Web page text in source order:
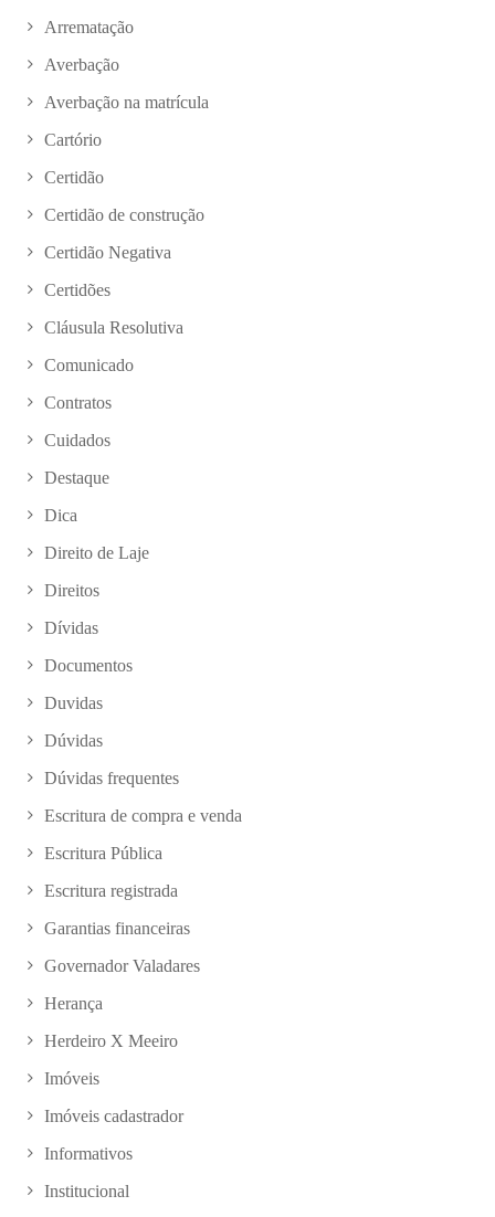
Arrematação
Averbação
Averbação na matrícula
Cartório
Certidão
Certidão de construção
Certidão Negativa
Certidões
Cláusula Resolutiva
Comunicado
Contratos
Cuidados
Destaque
Dica
Direito de Laje
Direitos
Dívidas
Documentos
Duvidas
Dúvidas
Dúvidas frequentes
Escritura de compra e venda
Escritura Pública
Escritura registrada
Garantias financeiras
Governador Valadares
Herança
Herdeiro X Meeiro
Imóveis
Imóveis cadastrador
Informativos
Institucional